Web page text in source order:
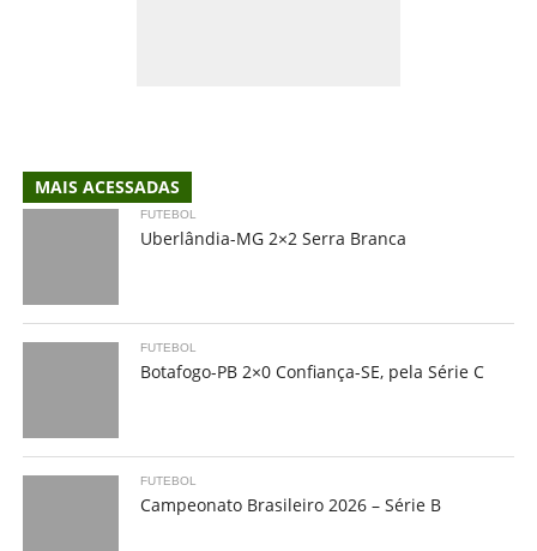
MAIS ACESSADAS
FUTEBOL
Uberlândia-MG 2×2 Serra Branca
FUTEBOL
Botafogo-PB 2×0 Confiança-SE, pela Série C
FUTEBOL
Campeonato Brasileiro 2026 – Série B